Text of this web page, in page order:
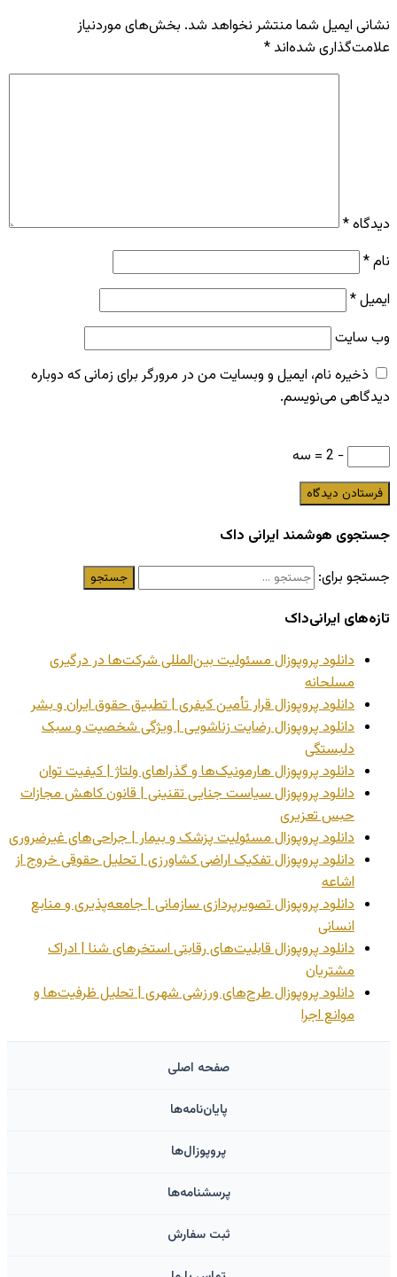
نشانی ایمیل شما منتشر نخواهد شد. بخش‌های موردنیاز
علامت‌گذاری شده‌اند *
دیدگاه*
نام*
ایمیل*
وب‌ سایت
ذخیره نام، ایمیل و وبسایت من در مرورگر برای زمانی که دوباره
دیدگاهی می‌نویسم.
− 2 = سه
جستجوی هوشمند ایرانی داک
جستجو برای:
تازه‌های ایرانی‌داک
دانلود پروپوزال مسئولیت بین‌المللی شرکت‌ها در درگیری
مسلحانه
دانلود پروپوزال قرار تأمین کیفری | تطبیق حقوق ایران و بشر
دانلود پروپوزال رضایت زناشویی | ویژگی شخصیت و سبک
دلبستگی
دانلود پروپوزال هارمونیک‌ها و گذراهای ولتاژ | کیفیت توان
دانلود پروپوزال سیاست جنایی تقنینی | قانون کاهش مجازات
حبس تعزیری
دانلود پروپوزال مسئولیت پزشک و بیمار | جراحی‌های غیرضروری
دانلود پروپوزال تفکیک اراضی کشاورزی | تحلیل حقوقی خروج از
اشاعه
دانلود پروپوزال تصویرپردازی سازمانی | جامعه‌پذیری و منابع
انسانی
دانلود پروپوزال قابلیت‌های رقابتی استخرهای شنا | ادراک
مشتریان
دانلود پروپوزال طرح‌های ورزشی شهری | تحلیل ظرفیت‌ها و
موانع اجرا
صفحه اصلی
پایان‌نامه‌ها
پروپوزال‌ها
پرسشنامه‌ها
ثبت سفارش